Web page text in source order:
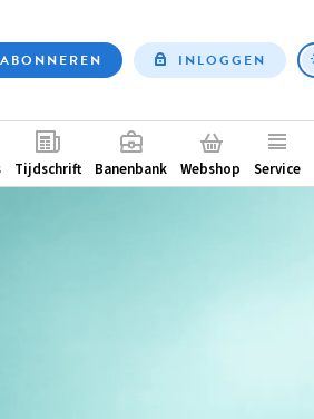
ABONNEREN INLOGGEN
Tijdschrift Banenbank Webshop Service